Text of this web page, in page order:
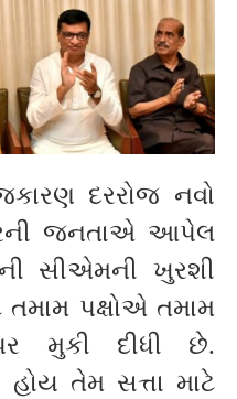
દરરોજ નવો
જનતાએ આપેલ
સીએમની ખુરશી
પક્ષોએ તમામ
મુકી દીધી છે.
હોય તેમ સત્તા માટે